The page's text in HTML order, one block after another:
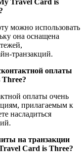
можно использовать
она оснащена
транзакций.
оплаты
оплаты очень
прилагаемым к
насладиться
на транзакции
Card is Three?